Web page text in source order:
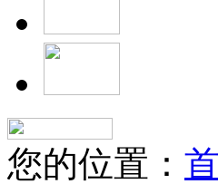
您的位置：